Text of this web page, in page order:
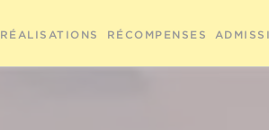
RÉALISATIONS RÉCOMPENSES